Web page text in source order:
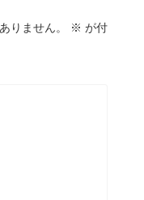
りません。 ※ が付